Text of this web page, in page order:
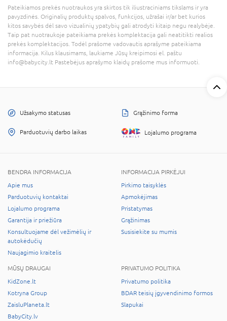
Pateikiamos prekės nuotraukos yra skirtos tik iliustraciniams tikslams ir yra
pavyzdinės. Originalių produktų spalvos, funkcijos, užrašai ir/ar bet kurios
kitos savybės dėl savo vizualinių ypatybių gali atrodyti kitaip negu realybėje.
Taip pat nuotraukoje pateikiama prekės komplektacija gali neatitikti realios
prekės komplektacijos. Todėl prašome vadovautis aprašyme pateikiama
informacija. Kilus klausimams, laukiame Jūsų kreipimosi el. paštu
info@babycity.lt Pastebėjus aprašymo klaidų prašome mus informuoti.
Užsakymo statusas Grąžinimo forma
Parduotuvių darbo laikas Lojalumo programa
BENDRA INFORMACIJA
Apie mus
Parduotuvių kontaktai
Lojalumo programa
Garantija ir priežiūra
Konsultuojame dėl vežimėlių ir
autokėdučių
Naujagimio kraitelis
INFORMACIJA PIRKĖJUI
Pirkimo taisyklės
Apmokėjimas
Pristatymas
Grąžinimas
Susisiekite su mumis
MŪSŲ DRAUGAI
KidZone.lt
Kotryna Group
ZaisluPlaneta.lt
BabyCity.lv
PRIVATUMO POLITIKA
Privatumo politika
BDAR teisių įgyvendinimo formos
Slapukai